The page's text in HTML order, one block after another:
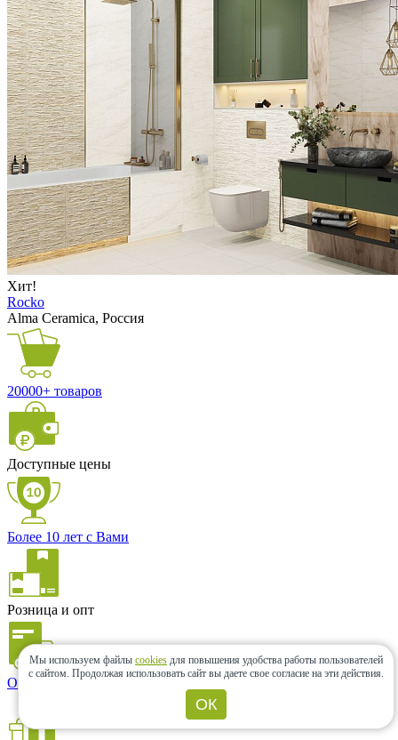
Хит!
Rocko
Alma Ceramica, Россия
20000+ товаров
Доступные цены
Более 10 лет с Вами
Розница и опт
Оперативная доставка
Мы используем файлы cookies для повышения удобства работы пользователей
с сайтом. Продолжая использовать сайт вы даете свое согласие на эти действия.
ОК